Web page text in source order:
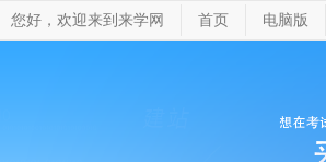
您好，欢迎来到来学网 首页 电脑版